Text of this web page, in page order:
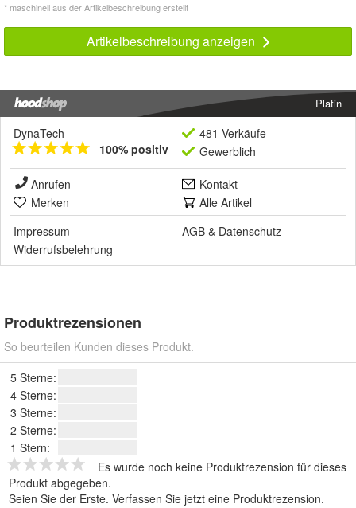
* maschinell aus der Artikelbeschreibung erstellt
Artikelbeschreibung anzeigen
Platin
DynaTech
100% positiv
481 Verkäufe
Gewerblich
Anrufen
Kontakt
Merken
Alle Artikel
Impressum
AGB & Datenschutz
Widerrufsbelehrung
Produktrezensionen
So beurteilen Kunden dieses Produkt.
5 Sterne:
4 Sterne:
3 Sterne:
2 Sterne:
1 Stern:
Es wurde noch keine Produktrezension für dieses
Produkt abgegeben.
Seien Sie der Erste. Verfassen Sie jetzt eine Produktrezension.